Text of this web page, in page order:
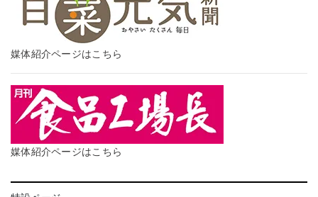
媒体紹介ページはこちら
媒体紹介ページはこちら